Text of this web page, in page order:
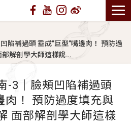
陷補過頭 垂成”巨型”嘴邊肉！ 預防過
解剖學大師這樣說…
-3｜臉頰凹陷補過頭
肉！ 預防過度填充與
面部解剖學大師這樣